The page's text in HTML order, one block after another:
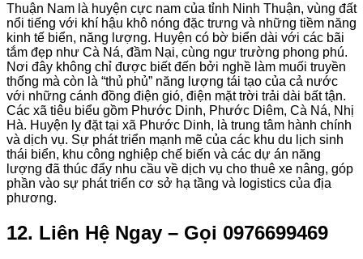
Thuận Nam là huyện cực nam của tỉnh Ninh Thuận, vùng đất
nổi tiếng với khí hậu khô nóng đặc trưng và những tiềm năng
kinh tế biển, năng lượng. Huyện có bờ biển dài với các bãi
tắm đẹp như Cà Ná, đầm Nại, cùng ngư trường phong phú.
Nơi đây không chỉ được biết đến bởi nghề làm muối truyền
thống mà còn là “thủ phủ” năng lượng tái tạo của cả nước
với những cánh đồng điện gió, điện mặt trời trải dài bất tận.
Các xã tiêu biểu gồm Phước Dinh, Phước Diêm, Cà Ná, Nhị
Hà. Huyện lỵ đặt tại xã Phước Dinh, là trung tâm hành chính
và dịch vụ. Sự phát triển mạnh mẽ của các khu du lịch sinh
thái biển, khu công nghiệp chế biến và các dự án năng
lượng đã thúc đẩy nhu cầu về dịch vụ cho thuê xe nâng, góp
phần vào sự phát triển cơ sở hạ tầng và logistics của địa
phương.
12. Liên Hệ Ngay – Gọi 0976699469